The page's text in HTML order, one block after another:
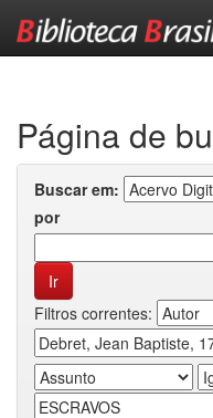
Página de
Buscar em:
por
Filtros correntes: